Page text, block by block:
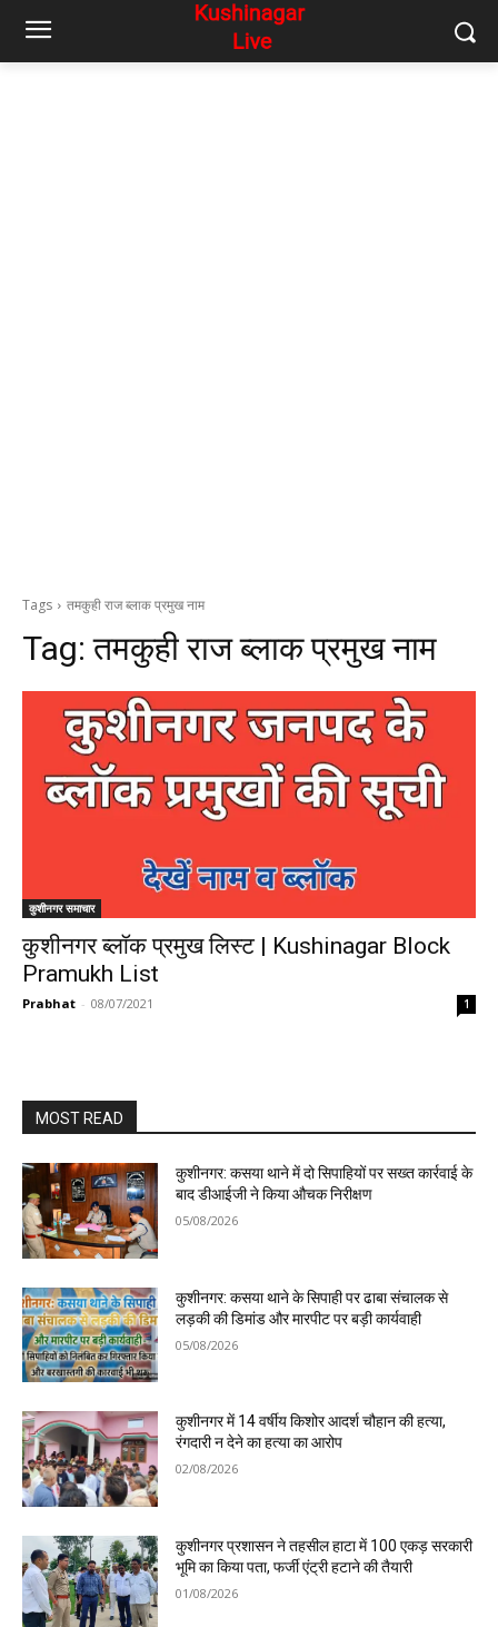
Tags तमकुही राज ब्लाक प्रमुख नाम
Tag:तमकुही राज ब्लाक प्रमुख नाम
कुशीनगर समाचार
कुशीनगर ब्लॉक प्रमुख लिस्ट | Kushinagar Block
Pramukh List
Prabhat - 08/07/2021 1
MOST READ
कुशीनगर: कसया थाने में दो सिपाहियों पर सख्त कार्रवाई के
बाद डीआईजी ने किया औचक निरीक्षण
05/08/2026
कुशीनगर: कसया थाने के सिपाही पर ढाबा संचालक से
लड़की की डिमांड और मारपीट पर बड़ी कार्यवाही
05/08/2026
कुशीनगर में 14 वर्षीय किशोर आदर्श चौहान की हत्या,
रंगदारी न देने का हत्या का आरोप
02/08/2026
कुशीनगर प्रशासन ने तहसील हाटा में 100 एकड़ सरकारी
भूमि का किया पता, फर्जी एंट्री हटाने की तैयारी
01/08/2026